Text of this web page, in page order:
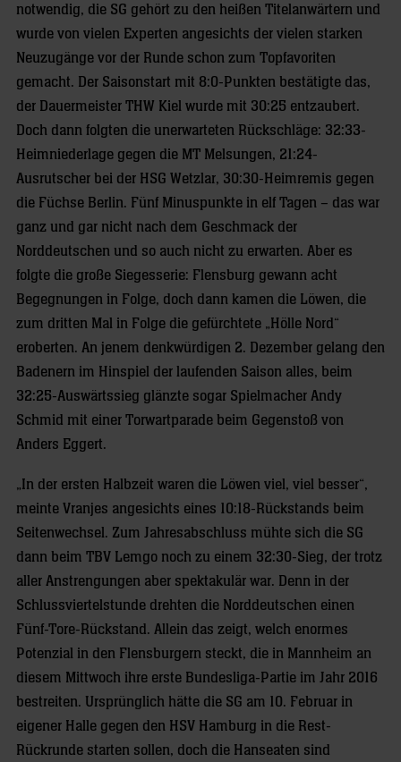
notwendig, die SG gehört zu den heißen Titelanwärtern und
wurde von vielen Experten angesichts der vielen starken
Neuzugänge vor der Runde schon zum Topfavoriten
gemacht. Der Saisonstart mit 8:0-Punkten bestätigte das,
der Dauermeister THW Kiel wurde mit 30:25 entzaubert.
Doch dann folgten die unerwarteten Rückschläge: 32:33-
Heimniederlage gegen die MT Melsungen, 21:24-
Ausrutscher bei der HSG Wetzlar, 30:30-Heimremis gegen
die Füchse Berlin. Fünf Minuspunkte in elf Tagen – das war
ganz und gar nicht nach dem Geschmack der
Norddeutschen und so auch nicht zu erwarten. Aber es
folgte die große Siegesserie: Flensburg gewann acht
Begegnungen in Folge, doch dann kamen die Löwen, die
zum dritten Mal in Folge die gefürchtete „Hölle Nord“
eroberten. An jenem denkwürdigen 2. Dezember gelang den
Badenern im Hinspiel der laufenden Saison alles, beim
32:25-Auswärtssieg glänzte sogar Spielmacher Andy
Schmid mit einer Torwartparade beim Gegenstoß von
Anders Eggert.
„In der ersten Halbzeit waren die Löwen viel, viel besser“,
meinte Vranjes angesichts eines 10:18-Rückstands beim
Seitenwechsel. Zum Jahresabschluss mühte sich die SG
dann beim TBV Lemgo noch zu einem 32:30-Sieg, der trotz
aller Anstrengungen aber spektakulär war. Denn in der
Schlussviertelstunde drehten die Norddeutschen einen
Fünf-Tore-Rückstand. Allein das zeigt, welch enormes
Potenzial in den Flensburgern steckt, die in Mannheim an
diesem Mittwoch ihre erste Bundesliga-Partie im Jahr 2016
bestreiten. Ursprünglich hätte die SG am 10. Februar in
eigener Halle gegen den HSV Hamburg in die Rest-
Rückrunde starten sollen, doch die Hanseaten sind